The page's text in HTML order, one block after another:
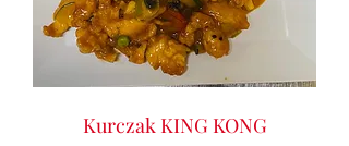
Kurczak KING KONG